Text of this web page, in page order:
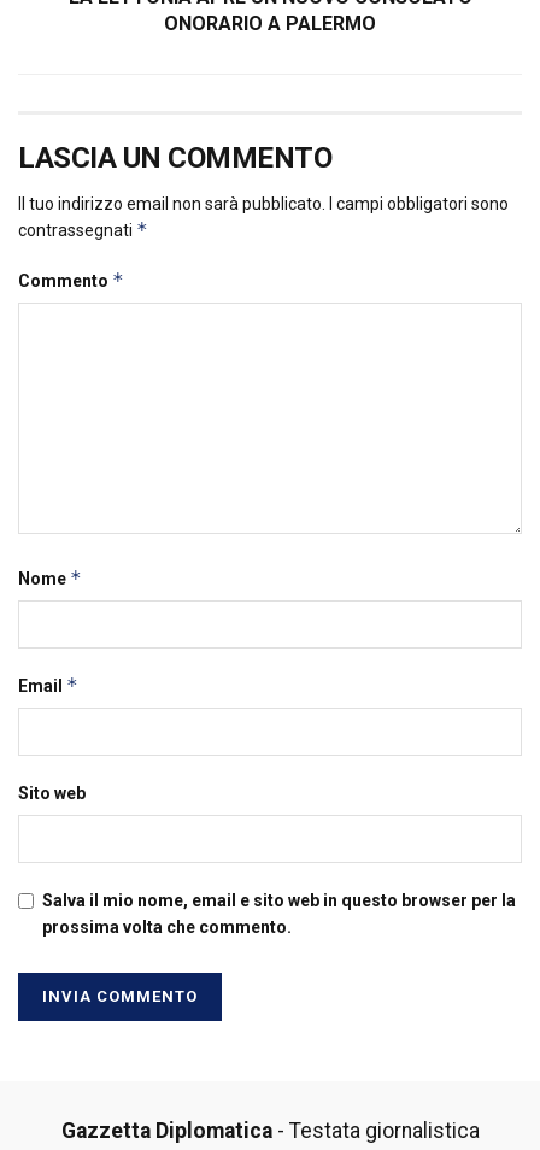
ONORARIO A PALERMO
LASCIA UN COMMENTO
Il tuo indirizzo email non sarà pubblicato.
I campi obbligatori sono
contrassegnati *
Commento *
Nome *
Email *
Sito web
Salva il mio nome, email e sito web in questo browser per la
prossima volta che commento.
Gazzetta Diplomatica- Testata giornalistica